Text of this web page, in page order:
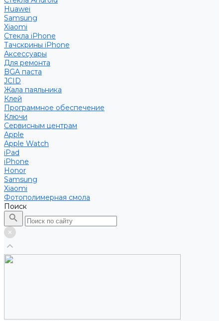
Huawei
Samsung
Xiaomi
Стекла iPhone
Тачскрины iPhone
Аксессуары
Для ремонта
BGA паста
JCID
Жала паяльника
Клей
Программное обеспечение
Ключи
Сервисным центрам
Apple
Apple Watch
iPad
iPhone
Honor
Samsung
Xiaomi
Фотополимерная смола
Поиск